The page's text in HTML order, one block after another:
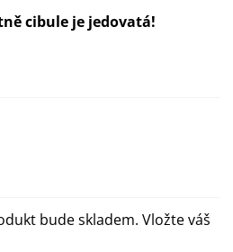
cibule je jedovatá!
bude skladem. Vložte váš